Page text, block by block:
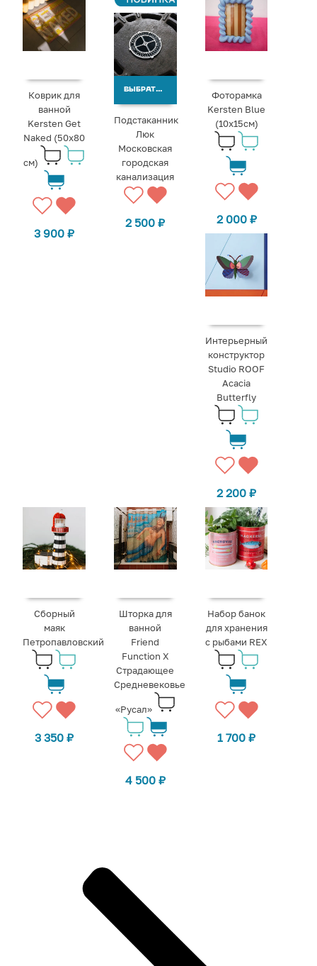
Коврик для
ванной
Kersten Get
Naked (50x80
см)
3 900₽
ВЫБРАТЬ ВАРИАНТЫ
Подстаканник
Люк
Московская
городская
канализация
2 500₽
Фоторамка
Kersten Blue
(10x15см)
2 000 ₽
Интерьерный
конструктор
Studio ROOF
Acacia
Butterfly
2 200₽
Сборный
маяк
Петропавловский
3 350₽
Шторка для
ванной
Friend
Function X
Страдающее
Средневековье
«Русал»
4 500 ₽
Набор банок
для хранения
с рыбами REX
1 700₽